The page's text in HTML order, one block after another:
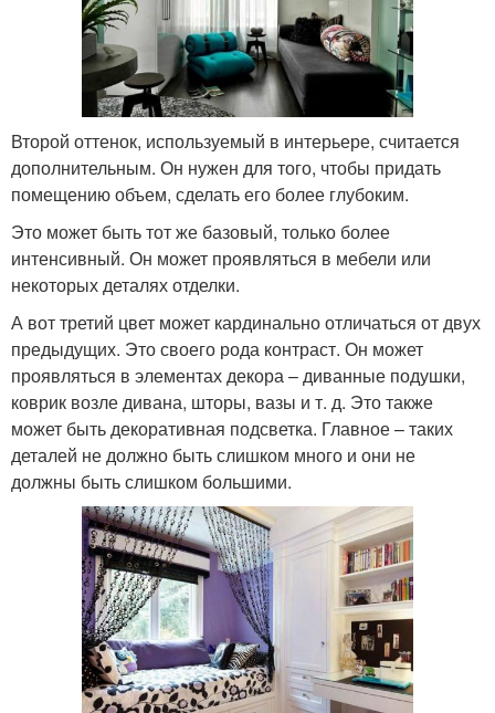
Второй оттенок, используемый в интерьере, считается
дополнительным. Он нужен для того, чтобы придать
помещению объем, сделать его более глубоким.
Это может быть тот же базовый, только более
интенсивный. Он может проявляться в мебели или
некоторых деталях отделки.
А вот третий цвет может кардинально отличаться от двух
предыдущих. Это своего рода контраст. Он может
проявляться в элементах декора – диванные подушки,
коврик возле дивана, шторы, вазы и т. д. Это также
может быть декоративная подсветка. Главное – таких
деталей не должно быть слишком много и они не
должны быть слишком большими.